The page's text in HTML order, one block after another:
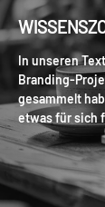
In unseren
Branding-
gesammelt
etwas für sich